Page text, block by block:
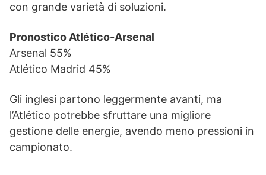
con grande varietà di soluzioni.
Pronostico Atlético-Arsenal
Arsenal 55%
Atlético Madrid 45%
Gli inglesi partono leggermente avanti, ma
l’Atlético potrebbe sfruttare una migliore
gestione delle energie, avendo meno pressioni in
campionato.